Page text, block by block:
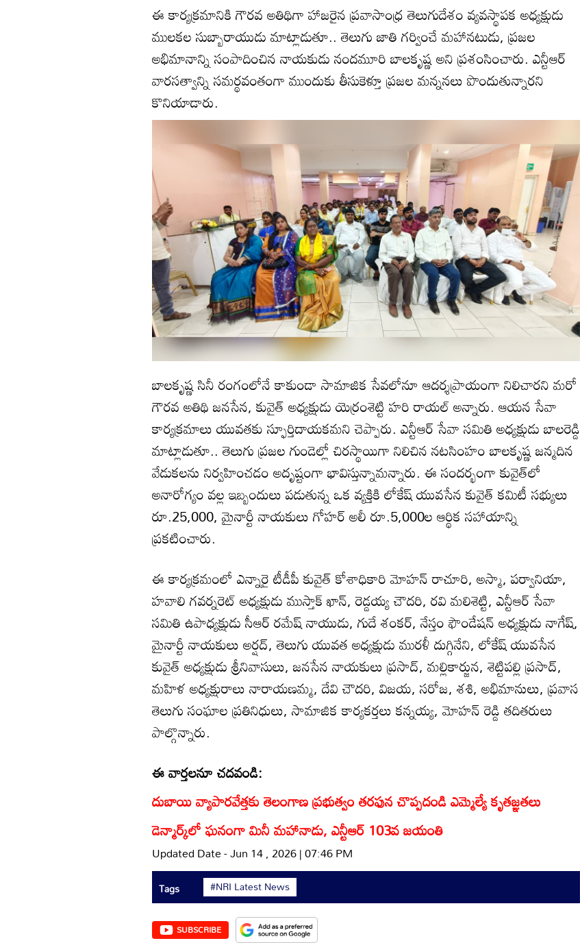
ఈ కార్యక్రమానికి గౌరవ అతిథిగా హాజరైన ప్రవాసాంధ్ర తెలుగుదేశం వ్యవస్థాపక అధ్యక్షుడు
ములకల సుబ్బారాయుడు మాట్లాడుతూ.. తెలుగు జాతి గర్వించే మహానటుడు, ప్రజల
అభిమానాన్ని సంపాదించిన నాయకుడు నందమూరి బాలకృష్ణ అని ప్రశంసించారు. ఎన్టీఆర్
వారసత్వాన్ని సమర్థవంతంగా ముందుకు తీసుకెళ్తూ ప్రజల మన్ననలు పొందుతున్నారని
కొనియాడారు.
బాలకృష్ణ సినీ రంగంలోనే కాకుండా సామాజిక సేవలోనూ ఆదర్శప్రాయంగా నిలిచారని మరో
గౌరవ అతిథి జనసేన, కువైత్ అధ్యక్షుడు యెర్రంశెట్టి హరి రాయల్ అన్నారు. ఆయన సేవా
కార్యక్రమాలు యువతకు స్ఫూర్తిదాయకమని చెప్పారు. ఎన్టీఆర్ సేవా సమితి అధ్యక్షుడు బాలరెడ్డి
మాట్లాడుతూ.. తెలుగు ప్రజల గుండెల్లో చిరస్థాయిగా నిలిచిన నటసింహం బాలకృష్ణ జన్మదిన
వేడుకలను నిర్వహించడం అదృష్టంగా భావిస్తున్నామన్నారు. ఈ సందర్భంగా కువైత్‌లో
అనారోగ్యం వల్ల ఇబ్బందులు పడుతున్న ఒక వ్యక్తికి లోకేష్ యువసేన కువైత్ కమిటీ సభ్యులు
రూ.25,000, మైనార్టీ నాయకులు గోహర్ అలీ రూ.5,000ల ఆర్థిక సహాయాన్ని
ప్రకటించారు.
ఈ కార్యక్రమంలో ఎన్నారై టీడీపీ కువైత్ కోశాధికారి మోహన్ రాచూరి, అస్మా, పర్వానియా,
హవాలి గవర్నరెట్ అధ్యక్షుడు ముస్తాక్ ఖాన్, రెడ్డయ్య చౌదరి, రవి మలిశెట్టి, ఎన్టీఆర్ సేవా
సమితి ఉపాధ్యక్షుడు సీఆర్ రమేష్ నాయుడు, గుదే శంకర్, నేస్తం ఫౌండేషన్ అధ్యక్షుడు నాగేష్,
మైనార్టీ నాయకులు అర్షద్, తెలుగు యువత అధ్యక్షుడు మురళీ దుగ్గినేని, లోకేష్ యువసేన
కువైత్ అధ్యక్షుడు శ్రీనివాసులు, జనసేన నాయకులు ప్రసాద్, మల్లికార్జున, శెట్టిపల్లి ప్రసాద్,
మహిళ అధ్యక్షురాలు నారాయణమ్మ, దేవి చౌదరి, విజయ, సరోజ, శశి, అభిమానులు, ప్రవాస
తెలుగు సంఘాల ప్రతినిధులు, సామాజిక కార్యకర్తలు కన్నయ్య, మోహన్ రెడ్డి తదితరులు
పాల్గొన్నారు.
ఈ వార్తలనూ చదవండి:
దుబాయి వ్యాపారవేత్తకు తెలంగాణ ప్రభుత్వం తరఫున చొప్పదండి ఎమ్మెల్యే కృతజ్ఞతలు
డెన్మార్క్‌లో ఘనంగా మినీ మహానాడు, ఎన్టీఆర్ 103వ జయంతి
Updated Date - Jun 14 , 2026 | 07:46 PM
Tags #NRI Latest News
SUBSCRIBE